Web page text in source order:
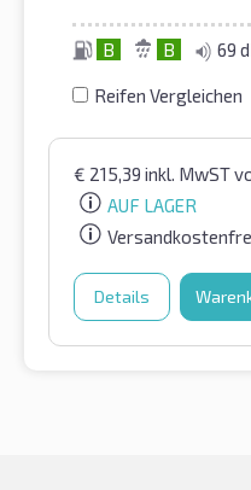
B B 69
Reifen Vergleichen
€ 215,39 inkl. MwST
AUF LAGER
Details